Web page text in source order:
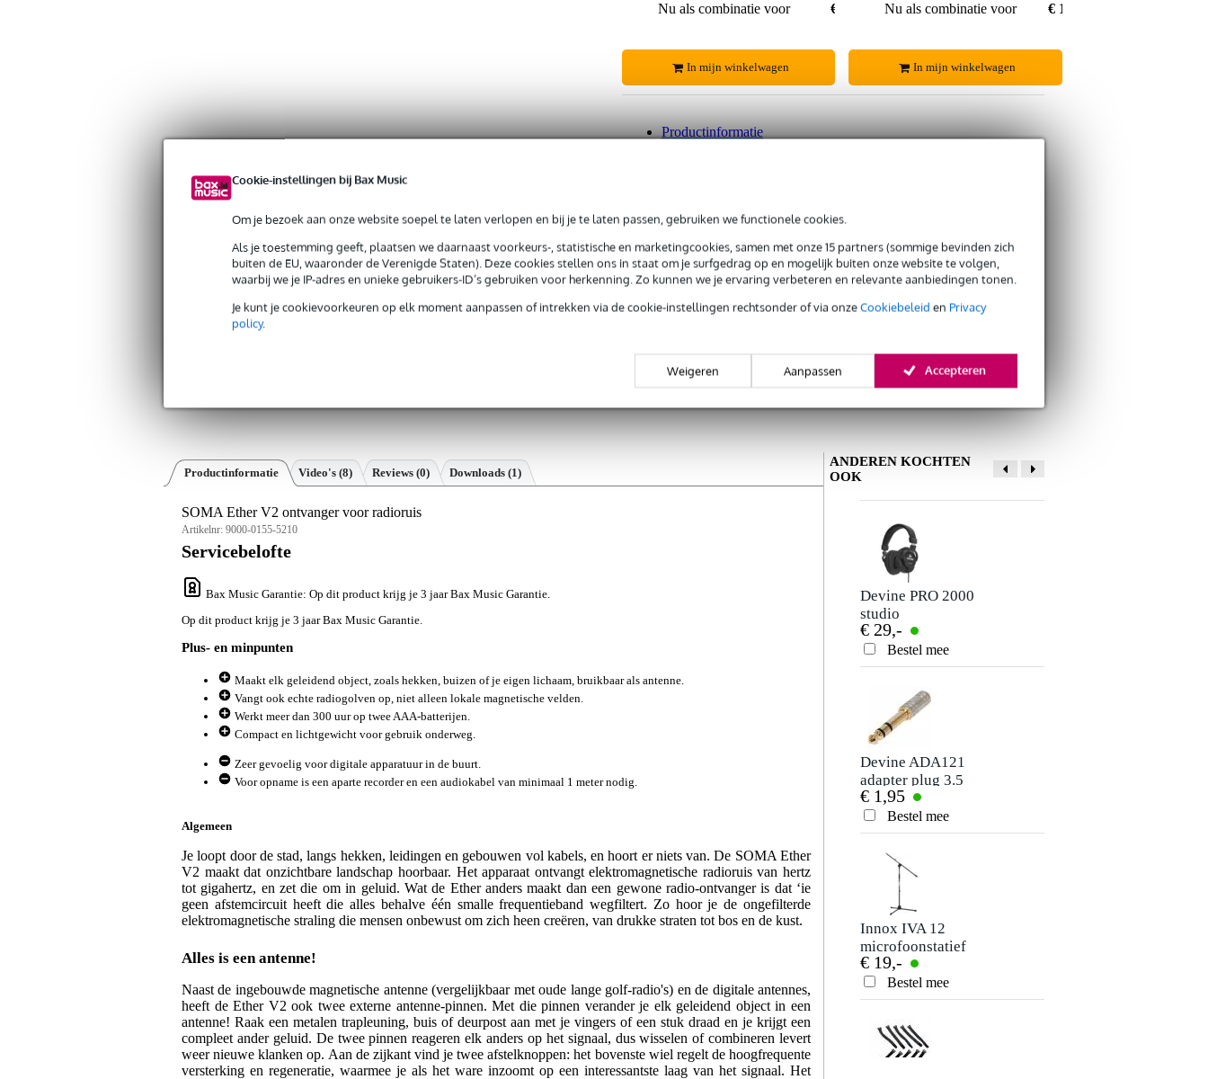
Cookie-instellingen bij Bax Music
Om je bezoek aan onze website soepel te laten verlopen en bij je te laten passen, gebruiken we functionele cookies.
Als je toestemming geeft, plaatsen we daarnaast voorkeurs-, statistische en marketingcookies, samen met onze 15 partners (sommige bevinden zich
buiten de EU, waaronder de Verenigde Staten). Deze cookies stellen ons in staat om je surfgedrag op en mogelijk buiten onze website te volgen,
waarbij we je IP-adres en unieke gebruikers-ID’s gebruiken voor herkenning. Zo kunnen we je ervaring verbeteren en relevante aanbiedingen tonen.
Je kunt je cookievoorkeuren op elk moment aanpassen of intrekken via de cookie-instellingen rechtsonder of via onzeCookiebeleid en Privacy
policy.
Weigeren Aanpassen Accepteren
Nu als combinatie voor
€ 138,-
In mijn winkelwagen
Nu als combinatie voor € 130,95
In mijn winkelwagen
Productinformatie
30 dagen 'niet goed geld terug' garantie
Laagste-prijs-garantie
Gratis CO2-neutrale verzending
Productinformatie Video's (8) Reviews (0) Downloads (1)
SOMA Ether V2 ontvanger voor radioruis
Artikelnr: 9000-0155-5210
Servicebelofte
Bax Music Garantie: Op dit product krijg je 3 jaar Bax Music Garantie.
Op dit product krijg je 3 jaar Bax Music Garantie.
Plus- en minpunten
Maakt elk geleidend object, zoals hekken, buizen of je eigen lichaam, bruikbaar als antenne.
Vangt ook echte radiogolven op, niet alleen lokale magnetische velden.
Werkt meer dan 300 uur op twee AAA-batterijen.
Compact en lichtgewicht voor gebruik onderweg.
Zeer gevoelig voor digitale apparatuur in de buurt.
Voor opname is een aparte recorder en een audiokabel van minimaal 1 meter nodig.
Algemeen
Je loopt door de stad, langs hekken, leidingen en gebouwen vol kabels, en hoort er niets van. De SOMA Ether
V2 maakt dat onzichtbare landschap hoorbaar. Het apparaat ontvangt elektromagnetische radioruis van hertz
tot gigahertz, en zet die om in geluid. Wat de Ether anders maakt dan een gewone radio-ontvanger is dat ‘ie
geen afstemcircuit heeft die alles behalve één smalle frequentieband wegfiltert. Zo hoor je de ongefilterde
elektromagnetische straling die mensen onbewust om zich heen creëren, van drukke straten tot bos en de kust.
Alles is een antenne!
Naast de ingebouwde magnetische antenne (vergelijkbaar met oude lange golf-radio's) en de digitale antennes,
heeft de Ether V2 ook twee externe antenne-pinnen. Met die pinnen verander je elk geleidend object in een
antenne! Raak een metalen trapleuning, buis of deurpost aan met je vingers of een stuk draad en je krijgt een
compleet ander geluid. De twee pinnen reageren elk anders op het signaal, dus wisselen of combineren levert
weer nieuwe klanken op. Aan de zijkant vind je twee afstelknoppen: het bovenste wiel regelt de hoogfrequente
versterking en regeneratie, waarmee je als het ware inzoomt op een interessantste laag van het signaal. Het
ANDEREN KOCHTEN
OOK
Devine PRO 2000
studio
hoofdtelefoon
€ 29,-
Bestel mee
Devine ADA121
adapter plug 3.5
mm jack stereo -
6.35 mm jack
stereo
€ 1,95
Bestel mee
Innox IVA 12
microfoonstatief
met hengelarm
€ 19,-
Bestel mee